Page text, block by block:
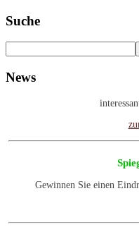
Suche
News
Gewinnen Sie einen